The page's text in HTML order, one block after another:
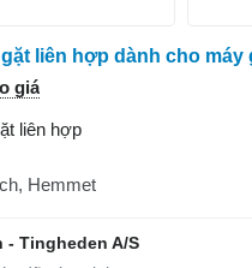
giá
liên hợp
Hemmet
- Tingheden A/S